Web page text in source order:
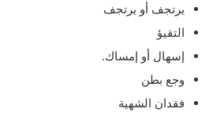
يرتجف أو يرتجف
التقيؤ
إسهال أو إمساك.
وجع بطن
فقدان الشهية